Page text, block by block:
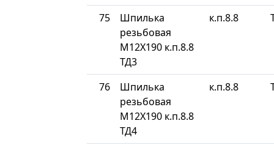
75
Шпилька
резьбовая
М12Х190 к.п.8.8
ТД3
к.п.8.8
76
Шпилька
резьбовая
М12Х190 к.п.8.8
ТД4
к.п.8.8